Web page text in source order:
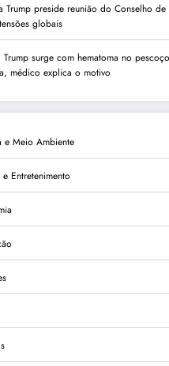
Trump preside reunião do Conselho
globais
Trump surge com hematoma no
médico explica o motivo
e Meio Ambiente
Entretenimento